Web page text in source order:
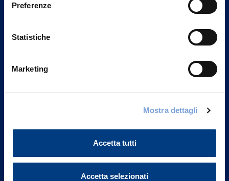
Preferenze
Statistiche
Marketing
Mostra dettagli
Accetta tutti
Accetta selezionati